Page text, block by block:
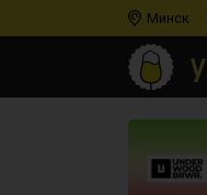
Минск